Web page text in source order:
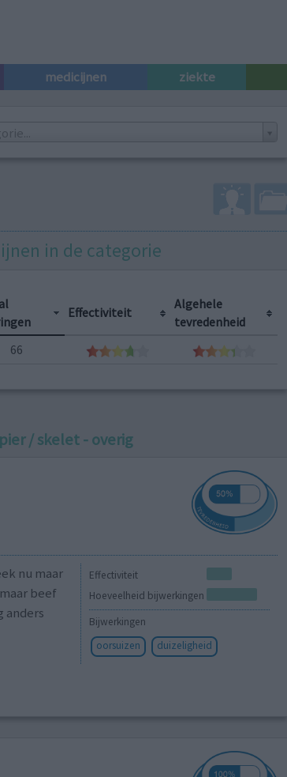
medicijnen ziekte
in de categorie
Effectiviteit
Algehele
tevredenheid
66
/ skelet - overig
Effectiviteit
Hoeveelheid bijwerkingen
Bijwerkingen
oorsuizen
duizeligheid
nu maar
beef
anders